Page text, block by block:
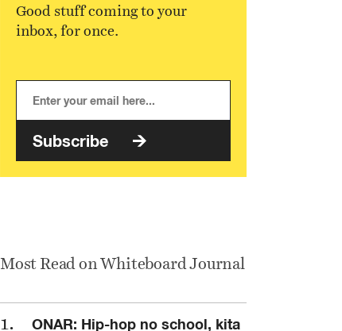
Good stuff coming to your
inbox, for once.
Subscribe
Most Read on Whiteboard Journal
ONAR: Hip-hop no school, kita